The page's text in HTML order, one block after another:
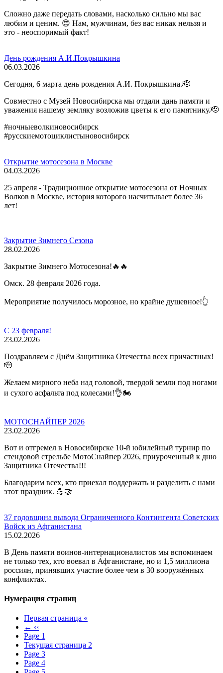
Сложно даже передать словами, насколько сильно мы вас
любим и ценим. 😍 Нам, мужчинам, без вас никак нельзя и
это - неоспоримый факт!
День рождения А.И.Покрышкина
06.03.2026
Сегодня, 6 марта день рождения А.И. Покрышкина.🫡
Совместно с Музей Новосибирска мы отдали дань памяти и
уважения нашему земляку возложив цветы к его памятнику.🫡
#ночныеволкиновосибирск
#русскиемотоциклистыновосибирск
Открытие мотосезона в Москве
04.03.2026
25 апреля - Традиционное открытие мотосезона от Ночных
Волков в Москве, история которого насчитывает более 36
лет!
Закрытие Зимнего Сезона
28.02.2026
Закрытие Зимнего Мотосезона!🔥🔥
Омск. 28 февраля 2026 года.
Мероприятие получилось морозное, но крайне душевное!👆
С 23 февраля!
23.02.2026
Поздравляем с Днём Защитника Отечества всех причастных!
🫡
Желаем мирного неба над головой, твердой земли под ногами
и сухого асфальта под колесами!👌🏍️
МОТОСНАЙПЕР 2026
23.02.2026
Вот и отгремел в Новосибирске 10-й юбилейный турнир по
стендовой стрельбе МотоСнайпер 2026, приуроченный к дню
Защитника Отечества!!!
Благодарим всех, кто приехал поддержать и разделить с нами
этот праздник. 💪🤝
37 годовщина вывода Ограниченного Контингента Советских
Войск из Афганистана
15.02.2026
В День памяти воинов-интернационалистов мы вспоминаем
не только тех, кто воевал в Афганистане, но и 1,5 миллиона
россиян, принявших участие более чем в 30 вооружённых
конфликтах.
Нумерация страниц
Первая страница «
← ‹‹
Page 1
Текущая страница 2
Page 3
Page 4